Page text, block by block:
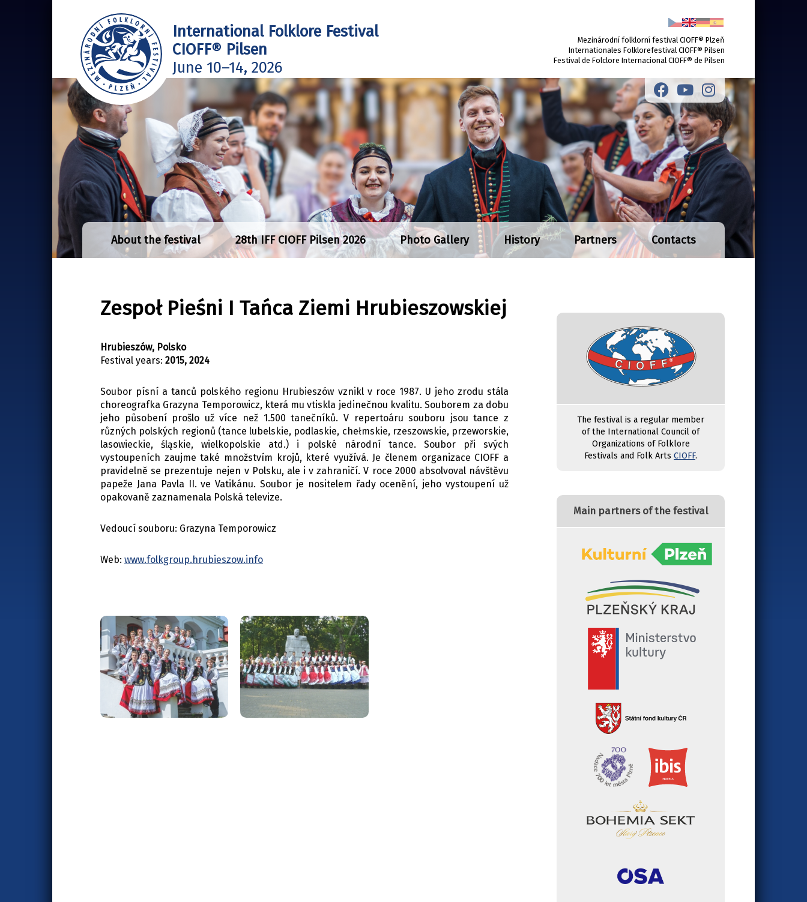
International Folklore Festival
CIOFF® Pilsen
June 10–14, 2026
Mezinárodní folklorní festival CIOFF® Plzeň
Internationales Folklorefestival CIOFF® Pilsen
Festival de Folclore Internacional CIOFF® de Pilsen
About the festival 28th IFF CIOFF Pilsen 2026 Photo Gallery History Partners Contacts
Zespoł Pieśni I Tańca Ziemi Hrubieszowskiej
Hrubieszów, Polsko
Festival years: 2015, 2024
Soubor písní a tanců polského regionu Hrubieszów vznikl v roce 1987. U jeho zrodu stála
choreografka Grazyna Temporowicz, která mu vtiskla jedinečnou kvalitu. Souborem za dobu
jeho působení prošlo už více než 1.500 tanečníků. V repertoáru souboru jsou tance z
různých polských regionů (tance lubelskie, podlaskie, chełmskie, rzeszowskie, przeworskie,
lasowieckie, śląskie, wielkopolskie atd.) i polské národní tance. Soubor při svých
vystoupeních zaujme také množstvím krojů, které využívá. Je členem organizace CIOFF a
pravidelně se prezentuje nejen v Polsku, ale i v zahraničí. V roce 2000 absolvoval návštěvu
papeže Jana Pavla II. ve Vatikánu. Soubor je nositelem řady ocenění, jeho vystoupení už
opakovaně zaznamenala Polská televize.
Vedoucí souboru: Grazyna Temporowicz
Web: www.folkgroup.hrubieszow.info
The festival is a regular member
of the International Council of
Organizations of Folklore
Festivals and Folk Arts CIOFF.
Main partners of the festival